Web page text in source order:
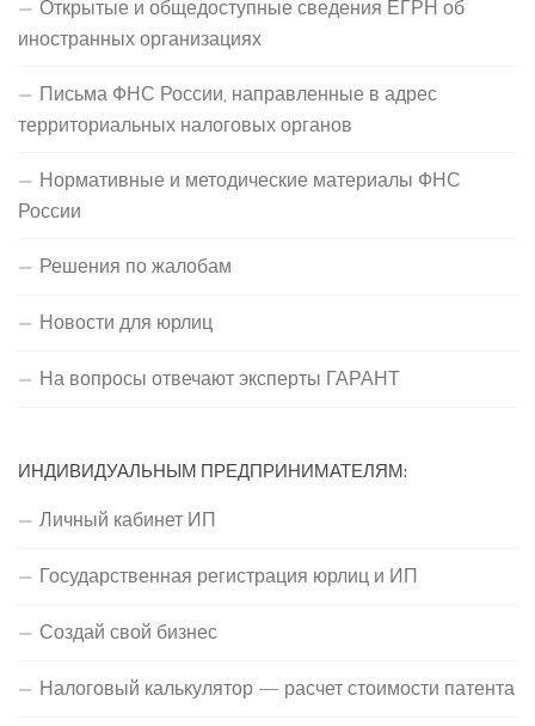
Открытые и общедоступные сведения ЕГРН об
иностранных организациях
Письма ФНС России, направленные в адрес
территориальных налоговых органов
Нормативные и методические материалы ФНС
России
Решения по жалобам
Новости для юрлиц
На вопросы отвечают эксперты ГАРАНТ
ИНДИВИДУАЛЬНЫМ ПРЕДПРИНИМАТЕЛЯМ:
Личный кабинет ИП
Государственная регистрация юрлиц и ИП
Создай свой бизнес
Налоговый калькулятор — расчет стоимости патента